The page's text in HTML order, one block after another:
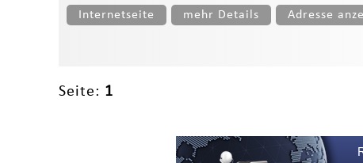
Internetseite mehr Details Adresse
Seite: 1